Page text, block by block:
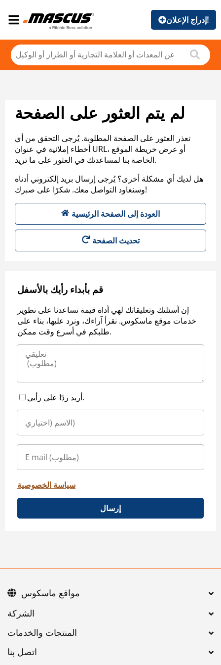
إدراج الإعلان!
لم يتم العثور على الصفحة
تعذر العثور على الصفحة المطلوبة. يُرجى التحقق من أي
أخطاء إملائية في عنوان URL، أو عرض خريطة الموقع
الخاصة بنا لمساعدتك في العثور على ما تريد.
هل لديك أي مشكلة أخرى؟ يُرجى إرسال بريد إلكتروني أدناه
وسنعاود التواصل معك. شكرًا على صبرك!
العودة إلى الصفحة الرئيسية
تحديث الصفحة
قم بأبداء رأيك بالأسفل
إن أسئلتك وتعليقاتك لهي أداة قيمة تساعدنا على تطوير
خدمات موقع ماسكوس. نقرأ آراءك، ونرد عليها، بناء على
طلبكم في أسرع وقت ممكن.
أريد ردًا على رأيي.
سياسة الخصوصية
إرسال
اتصل بنا
مواقع ماسكوس